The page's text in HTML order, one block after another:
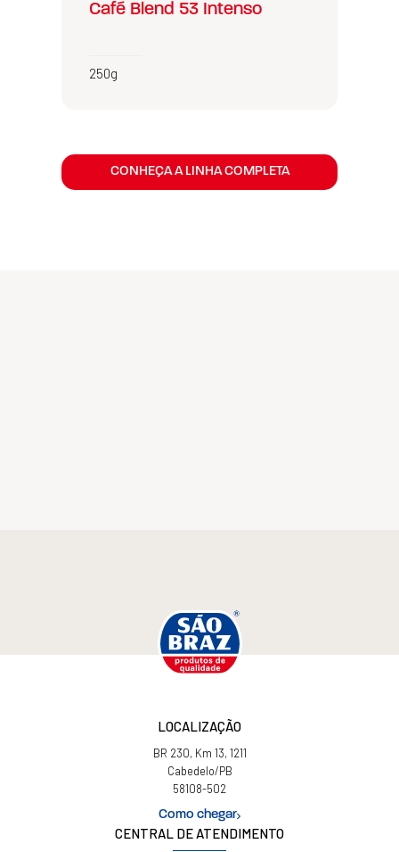
Café Blend 53 Intenso
250g
CONHEÇA A LINHA COMPLETA
LOCALIZAÇÃO
BR 230, Km 13, 1211
Cabedelo/PB
58108-502
Como chegar
CENTRAL DE ATENDIMENTO